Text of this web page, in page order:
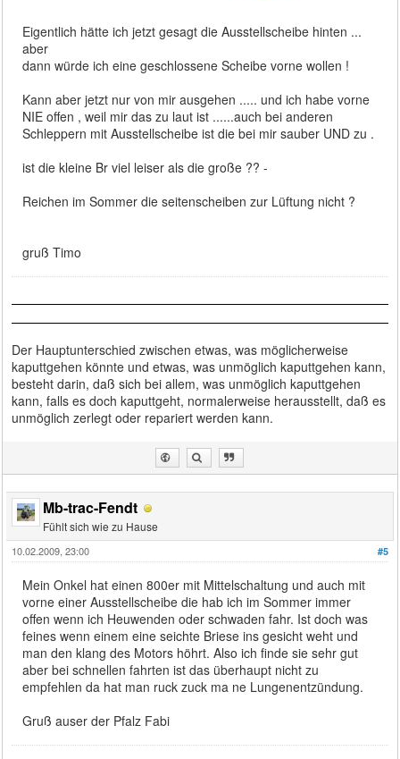
Eigentlich hätte ich jetzt gesagt die Ausstellscheibe hinten ...
aber
dann würde ich eine geschlossene Scheibe vorne wollen !
Kann aber jetzt nur von mir ausgehen ..... und ich habe vorne
NIE offen , weil mir das zu laut ist ......auch bei anderen
Schleppern mit Ausstellscheibe ist die bei mir sauber UND zu .
ist die kleine Br viel leiser als die große ?? -
Reichen im Sommer die seitenscheiben zur Lüftung nicht ?
gruß Timo
Der Hauptunterschied zwischen etwas, was möglicherweise
kaputtgehen könnte und etwas, was unmöglich kaputtgehen kann,
besteht darin, daß sich bei allem, was unmöglich kaputtgehen
kann, falls es doch kaputtgeht, normalerweise herausstellt, daß es
unmöglich zerlegt oder repariert werden kann.
Mb-trac-Fendt
Fühlt sich wie zu Hause
#5
10.02.2009, 23:00
Mein Onkel hat einen 800er mit Mittelschaltung und auch mit
vorne einer Ausstellscheibe die hab ich im Sommer immer
offen wenn ich Heuwenden oder schwaden fahr. Ist doch was
feines wenn einem eine seichte Briese ins gesicht weht und
man den klang des Motors höhrt. Also ich finde sie sehr gut
aber bei schnellen fahrten ist das überhaupt nicht zu
empfehlen da hat man ruck zuck ma ne Lungenentzündung.
Gruß auser der Pfalz Fabi